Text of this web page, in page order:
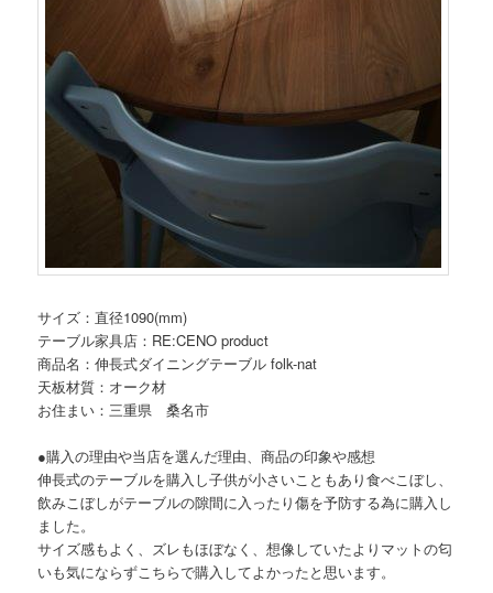
サイズ：直径1090(mm)
テーブル家具店：RE:CENO product
商品名：伸長式ダイニングテーブル folk-nat
天板材質：オーク材
お住まい：三重県 桑名市
●購入の理由や当店を選んだ理由、商品の印象や感想
伸長式のテーブルを購入し子供が小さいこともあり食べこぼし、
飲みこぼしがテーブルの隙間に入ったり傷を予防する為に購入し
ました。
サイズ感もよく、ズレもほぼなく、想像していたよりマットの匂
いも気にならずこちらで購入してよかったと思います。